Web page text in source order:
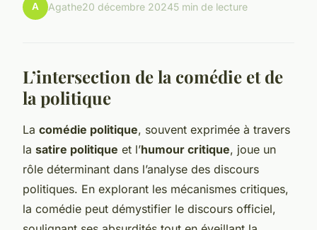
A Agathe20 décembre 20245 min de lecture
L’intersection de la comédie et de
la politique
La comédie politique, souvent exprimée à travers
la satire politique et l’humour critique, joue un
rôle déterminant dans l’analyse des discours
politiques. En explorant les mécanismes critiques,
la comédie peut démystifier le discours officiel,